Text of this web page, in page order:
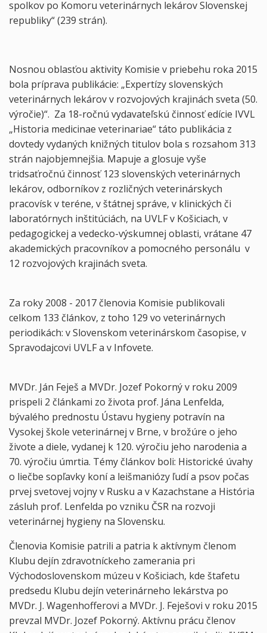
spolkov po Komoru veterinárnych lekárov Slovenskej
republiky“ (239 strán).
Nosnou oblasťou aktivity Komisie v priebehu roka 2015
bola príprava publikácie: „Expertízy slovenských
veterinárnych lekárov v rozvojových krajinách sveta (50.
výročie)“. Za 18-ročnú vydavateľskú činnosť edície IVVL
„Historia medicinae veterinariae“ táto publikácia z
dovtedy vydaných knižných titulov bola s rozsahom 313
strán najobjemnejšia. Mapuje a glosuje vyše
tridsaťročnú činnosť 123 slovenských veterinárnych
lekárov, odborníkov z rozličných veterinárskych
pracovísk v teréne, v štátnej správe, v klinických či
laboratórnych inštitúciách, na UVLF v Košiciach, v
pedagogickej a vedecko-výskumnej oblasti, vrátane 47
akademických pracovníkov a pomocného personálu v
12 rozvojových krajinách sveta.
Za roky 2008 - 2017 členovia Komisie publikovali
celkom 133 článkov, z toho 129 vo veterinárnych
periodikách: v Slovenskom veterinárskom časopise, v
Spravodajcovi UVLF a v Infovete.
MVDr. Ján Feješ a MVDr. Jozef Pokorný v roku 2009
prispeli 2 článkami zo života prof. Jána Lenfelda,
bývalého prednostu Ústavu hygieny potravín na
Vysokej škole veterinárnej v Brne, v brožúre o jeho
živote a diele, vydanej k 120. výročiu jeho narodenia a
70. výročiu úmrtia. Témy článkov boli: Historické úvahy
o liečbe sopľavky koní a leišmaniózy ľudí a psov počas
prvej svetovej vojny v Rusku a v Kazachstane a História
zásluh prof. Lenfelda po vzniku ČSR na rozvoji
veterinárnej hygieny na Slovensku.
Členovia Komisie patrili a patria k aktívnym členom
Klubu dejín zdravotníckeho zamerania pri
Východoslovenskom múzeu v Košiciach, kde štafetu
predsedu Klubu dejín veterinárneho lekárstva po
MVDr. J. Wagenhofferovi a MVDr. J. Feješovi v roku 2015
prevzal MVDr. Jozef Pokorný. Aktívnu prácu členov